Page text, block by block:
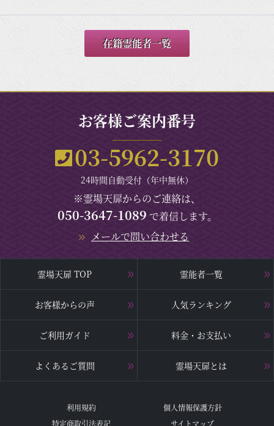
在籍霊能者一覧
お客様ご案内番号
03-5962-3170
24時間自動受付（年中無休）
※霊場天扉からのご連絡は、
050-3647-1089 で着信します。
メールで問い合わせる
霊場天扉 TOP 霊能者一覧
お客様からの声 人気ランキング
ご利用ガイド 料金・お支払い
よくあるご質問 霊場天扉とは
利用規約
特定商取引法表記
個人情報保護方針
サイトマップ